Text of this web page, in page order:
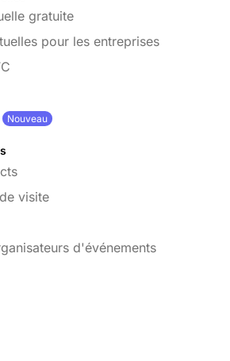
gratuite
pour les entreprises
Nouveau
visite
d'événements